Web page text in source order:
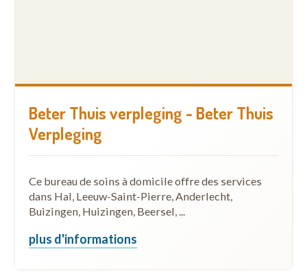
Beter Thuis verpleging - Beter Thuis
Verpleging
Ce bureau de soins à domicile offre des services
dans Hal, Leeuw-Saint-Pierre, Anderlecht,
Buizingen, Huizingen, Beersel, ...
plus d'informations